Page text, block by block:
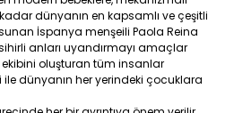
dünyanın en kapsamlı ve çeşitli
İspanya menşeili Paola Reina
anları uyandırmayı amaçlar
ekibini oluşturan tüm insanlar
ile dünyanın her yerindeki çocuklara